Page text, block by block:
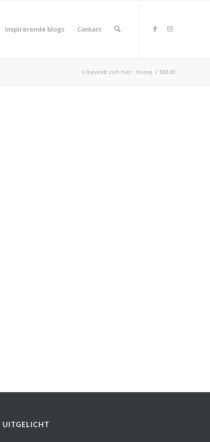
Inspirerende blogs Contact
U bevindt zich hier: Home / 553.00
UITGELICHT